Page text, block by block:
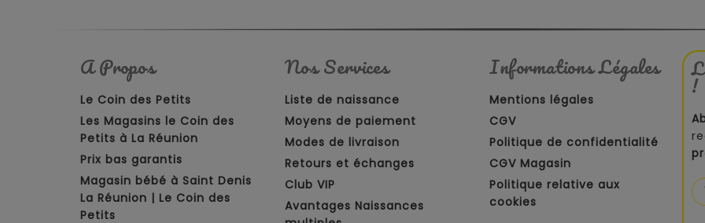
A Propos
Le Coin des Petits
Les Magasins le Coin des
Petits à La Réunion
Prix bas garantis
Magasin bébé à Saint Denis
La Réunion | Le Coin des
Petits
Nos Services
Liste de naissance
Moyens de paiement
Modes de livraison
Retours et échanges
Club VIP
Avantages Naissances
Informations Légales
Mentions légales
CGV
Politique de confidentialité
CGV Magasin
Politique relative aux
cookies
!